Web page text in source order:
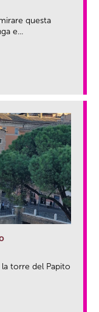
questa
e...
torre del Papito